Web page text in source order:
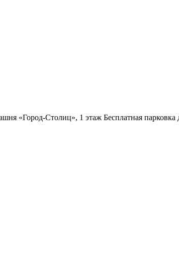
«Город-Столиц», 1 этаж Бесплатная парковка